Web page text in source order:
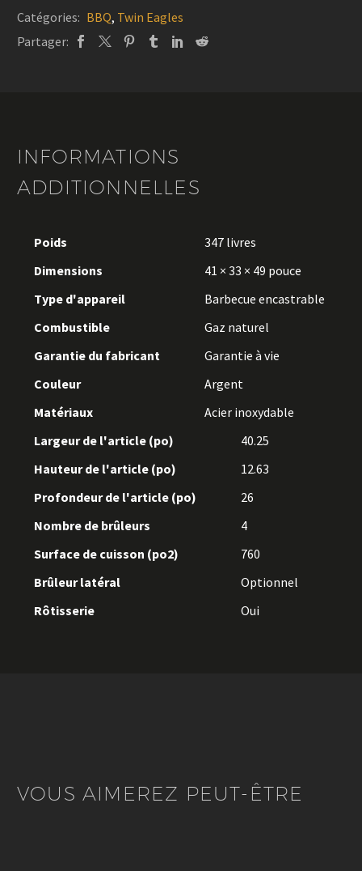
Catégories: BBQ, Twin Eagles
Partager:
INFORMATIONS
ADDITIONNELLES
Poids
347 livres
Dimensions
41 × 33 × 49 pouce
Type d'appareil
Barbecue encastrable
Combustible
Gaz naturel
Garantie du fabricant
Garantie à vie
Couleur
Argent
Matériaux
Acier inoxydable
Largeur de l'article (po)
40.25
Hauteur de l'article (po)
12.63
Profondeur de l'article (po)
26
Nombre de brûleurs
4
Surface de cuisson (po2)
760
Brûleur latéral
Optionnel
Rôtisserie
Oui
VOUS AIMEREZ PEUT-ÊTRE